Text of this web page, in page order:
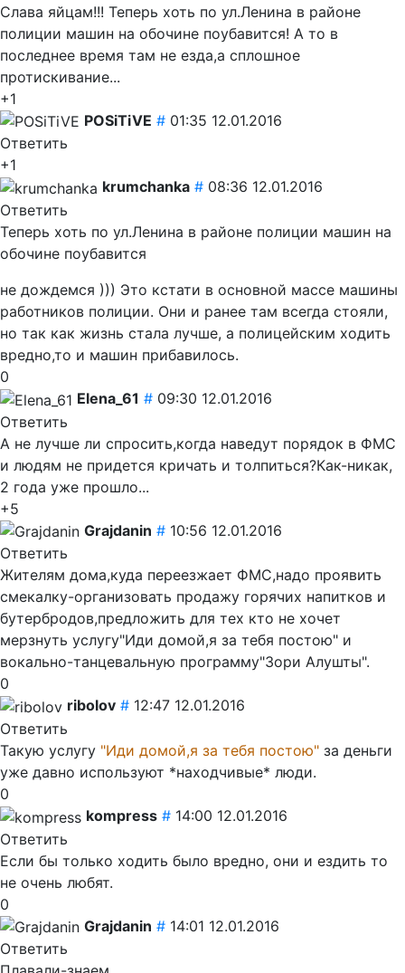
Слава яйцам!!! Теперь хоть по ул.Ленина в районе
полиции машин на обочине поубавится! А то в
последнее время там не езда,а сплошное
протискивание...
+1
POSiTiVE # 01:35 12.01.2016
Ответить
+1
krumchanka # 08:36 12.01.2016
Ответить
Теперь хоть по ул.Ленина в районе полиции машин на
обочине поубавится
не дождемся ))) Это кстати в основной массе машины
работников полиции. Они и ранее там всегда стояли,
но так как жизнь стала лучше, а полицейским ходить
вредно,то и машин прибавилось.
0
Elena_61 # 09:30 12.01.2016
Ответить
А не лучше ли спросить,когда наведут порядок в ФМС
и людям не придется кричать и толпиться?Как-никак,
2 года уже прошло...
+5
Grajdanin # 10:56 12.01.2016
Ответить
Жителям дома,куда переезжает ФМС,надо проявить
смекалку-организовать продажу горячих напитков и
бутербродов,предложить для тех кто не хочет
мерзнуть услугу"Иди домой,я за тебя постою" и
вокально-танцевальную программу"Зори Алушты".
0
ribolov # 12:47 12.01.2016
Ответить
Такую услугу "Иди домой,я за тебя постою" за деньги
уже давно используют *находчивые* люди.
0
kompress # 14:00 12.01.2016
Ответить
Если бы только ходить было вредно, они и ездить то
не очень любят.
0
Grajdanin # 14:01 12.01.2016
Ответить